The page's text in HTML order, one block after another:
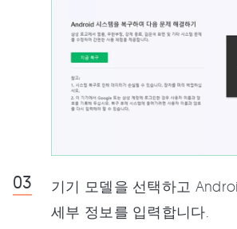
기기 모델을 선택하고
세부 정보를 입력합니다.